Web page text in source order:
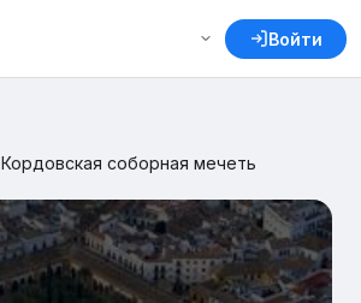
Войти
Кордовская соборная мечеть